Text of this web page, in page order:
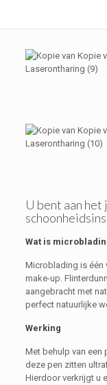
U bent aan
Wat is
Microblading is één
make-up.
aangebracht met
perfect natuurlijke
Werking
Met behulp van een
deze pen zitten
Hierdoor verkrijgt u